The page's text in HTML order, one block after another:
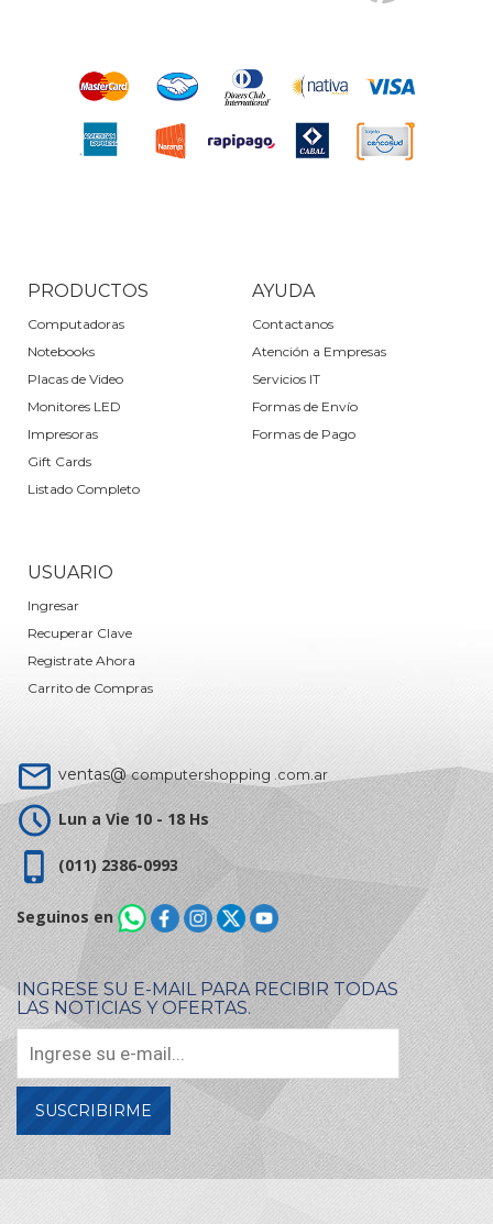
PRODUCTOS
Computadoras
Notebooks
Placas de Video
Monitores LED
Impresoras
Gift Cards
Listado Completo
AYUDA
Contactanos
Atención a Empresas
Servicios IT
Formas de Envío
Formas de Pago
USUARIO
Ingresar
Recuperar Clave
Registrate Ahora
Carrito de Compras
ventas@computershopping .com.ar
Lun a Vie 10 - 18 Hs
(011) 2386-0993
Seguinos en
INGRESE SU E-MAIL PARA RECIBIR TODAS
LAS NOTICIAS Y OFERTAS.
SUSCRIBIRME